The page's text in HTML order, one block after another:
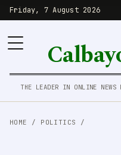
Friday, 7 August 2026
THE LEADER IN ONLINE NEWS
HOME / POLITICS /